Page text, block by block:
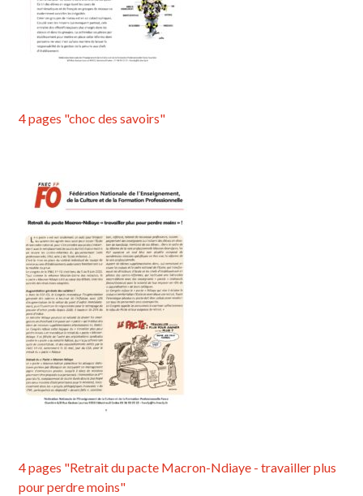
4 pages "choc des savoirs"
4 pages "Retrait du pacte Macron-Ndiaye - travailler plus
pour perdre moins"